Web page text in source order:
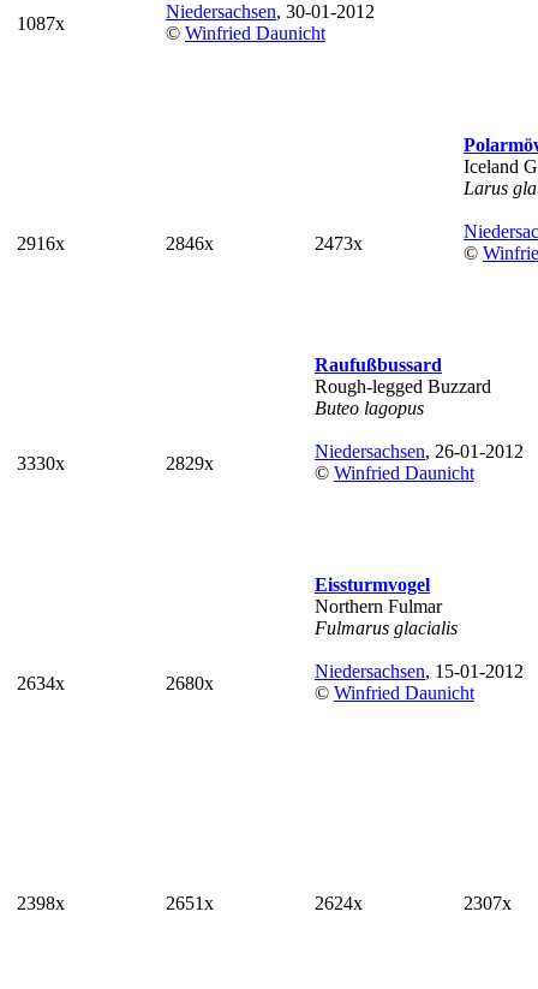
1087x
Niedersachsen, 30-01-2012
© Winfried Daunicht
2916x 2846x 2473x
Iceland
Larus
©
3330x 2829x
Raufußbussard
Rough-legged Buzzard
Buteo lagopus
Niedersachsen, 26-01-2012
© Winfried Daunicht
2634x 2680x
Eissturmvogel
Northern Fulmar
Fulmarus glacialis
Niedersachsen, 15-01-2012
© Winfried Daunicht
2398x 2651x 2624x 2307x